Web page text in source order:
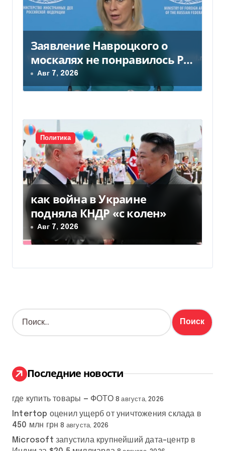
я
м
Заявление Навроцкого о
москалях не понравилось РФ
— видео
Авг 7, 2026
Политика
как война в Украине
подняла КНДР «с колен»
Авг 7, 2026
Н
а
:
Последние новости
где купить товары — ФОТО 8 августа, 2026
Intertop оценил ущерб от уничтожения склада в
450 млн грн 8 августа, 2026
Microsoft запустила крупнейший дата-центр в